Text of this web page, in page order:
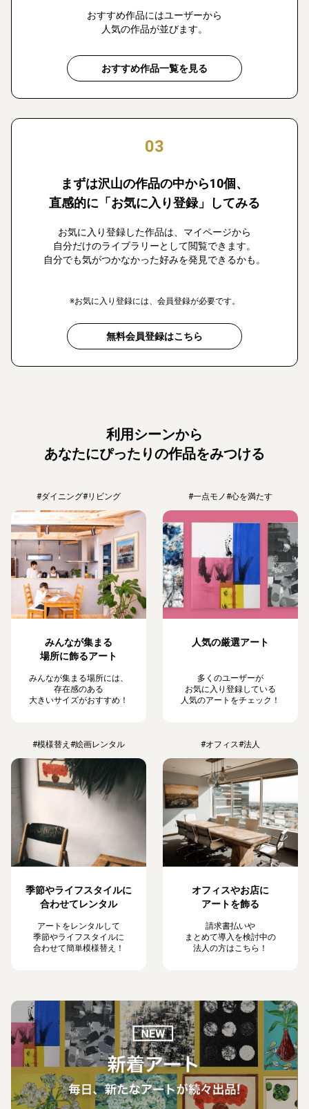
おすすめ作品にはユーザーから
人気の作品が並びます。
おすすめ作品一覧を見る
03
まずは沢山の作品の中から10個、
直感的に「お気に入り登録」してみる
お気に入り登録した作品は、マイページから
自分だけのライブラリーとして閲覧できます。
自分でも気がつかなかった好みを発見できるかも。
※お気に入り登録には、会員登録が必要です。
無料会員登録はこちら
利用シーンから
あなたにぴったりの作品をみつける
#ダイニング#リビング
みんなが集まる
場所に飾るアート
みんなが集まる場所には、
存在感のある
大きいサイズがおすすめ！
#一点モノ#心を満たす
人気の厳選アート
多くのユーザーが
お気に入り登録している
人気のアートをチェック！
#模様替え #絵画レンタル
季節やライフスタイルに
合わせてレンタル
アートをレンタルして
季節やライフスタイルに
合わせて簡単模様替え！
#オフィス#法人
オフィスやお店に
アートを飾る
請求書払いや
まとめて導入を検討中の
法人の方はこちら！